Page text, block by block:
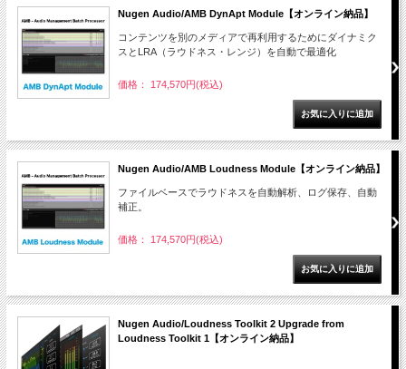
Nugen Audio/AMB DynApt Module【オンライン納品】
コンテンツを別のメディアで再利用するためにダイナミク
スとLRA（ラウドネス・レンジ）を自動で最適化
価格： 174,570円(税込)
Nugen Audio/AMB Loudness Module【オンライン納品】
ファイルベースでラウドネスを自動解析、ログ保存、自動
補正。
価格： 174,570円(税込)
Nugen Audio/Loudness Toolkit 2 Upgrade from
Loudness Toolkit 1【オンライン納品】